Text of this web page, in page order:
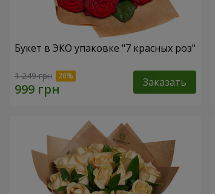
Букет в ЭКО упаковке "7 красных роз"
1 249 грн Заказать